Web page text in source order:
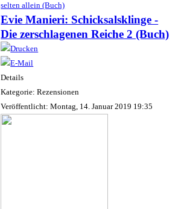
selten allein (Buch)
Evie Manieri: Schicksalsklinge -
Die zerschlagenen Reiche 2 (Buch)
Details
Kategorie: Rezensionen
Veröffentlicht: Montag, 14. Januar 2019 19:35